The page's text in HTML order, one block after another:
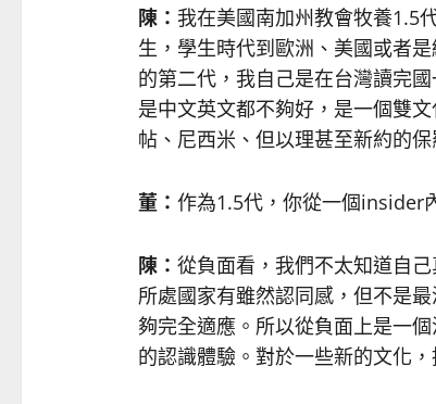
陳： 我在美國南加州教會牧養1.5
生，學生時代到歐洲、美國或者
的第二代，我自己是在台灣讀完
是中文英文都不夠好，是一個雙
帖、尼西米、但以理甚至新約的
董： 作為1.5代，你從一個insider
陳： 從負面看，我們不太知道自
所處國家有雖然認同感，但不是
夠完全適應。所以從負面上是一
的認識體驗。對於一些新的文化